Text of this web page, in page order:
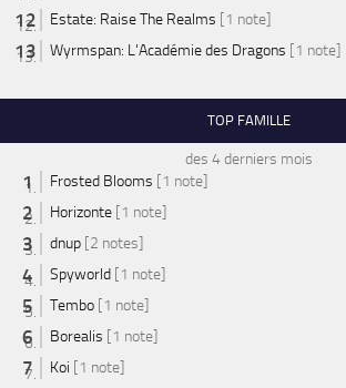
Estate: Raise The Realms [1 note]
Wyrmspan: L'Académie des Dragons [1 note]
TOP FAMILLE
des 4 derniers mois
Frosted Blooms [1 note]
Horizonte [1 note]
dnup [2 notes]
Spyworld [1 note]
Tembo [1 note]
Borealis [1 note]
Koi [1 note]